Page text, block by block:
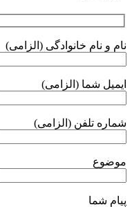
نام و نام خانوادگی (الزامی)
ایمیل شما (الزامی)
شماره تلفن (الزامی)
موضوع
پیام شما